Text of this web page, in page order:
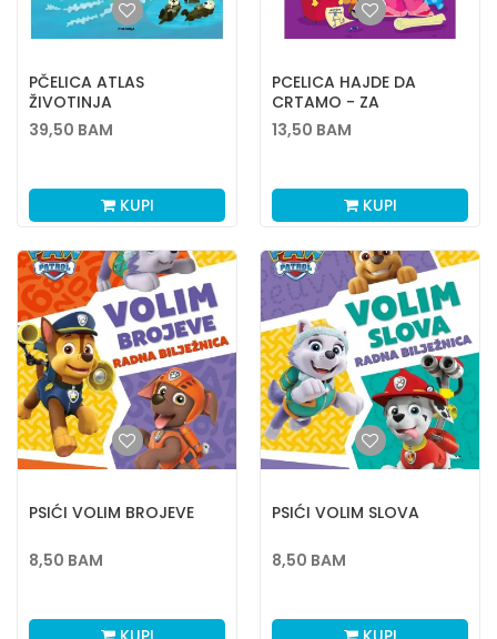
PČELICA ATLAS
ŽIVOTINJA
39,50 BAM
KUPI
PCELICA HAJDE DA
CRTAMO - ZA
DJEVOJČICE
13,50 BAM
KUPI
PSIĆI VOLIM BROJEVE
8,50 BAM
PSIĆI VOLIM SLOVA
8,50 BAM